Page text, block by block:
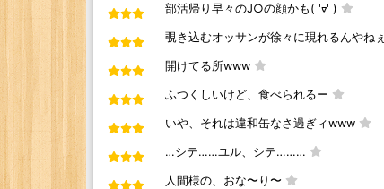
部活帰り早々のJ○の顔かも( 'ᢦ' )
覗き込むオッサンが徐々に現れるんやねぇ
開けてる所www
ふつくしいけど、食べられるー
いや、それは違和缶なさ過ぎィwww
…シテ……ユル、シテ………
人間様の、おな〜り〜